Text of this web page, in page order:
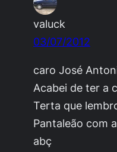
valuck
03/07/2012
caro José
Acabei de ter a
Terta que
Pantaleão com
abç